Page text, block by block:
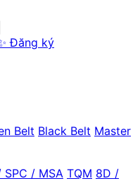
Đăng ký
Belt Black Belt Master
SPC / MSA TQM 8D /